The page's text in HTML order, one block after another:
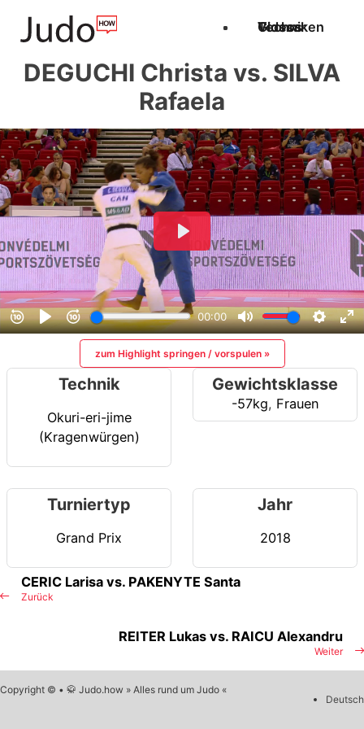
Techniken
Videos
Glossar
DEGUCHI Christa vs. SILVA
Rafaela
zum Highlight springen / vorspulen »
Technik
Okuri-eri-jime
(Kragenwürgen)
Gewichtsklasse
-57kg, Frauen
Turniertyp
Grand Prix
Jahr
2018
Zurück
CERIC Larisa vs. PAKENYTE Santa
Weiter
REITER Lukas vs. RAICU Alexandru
Copyright © • 🥋 Judo.how » Alles rund um Judo «
Deutsch